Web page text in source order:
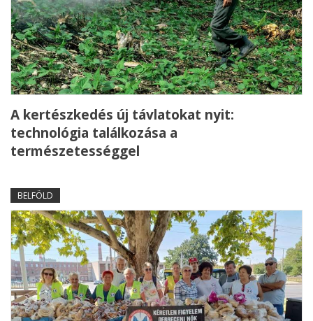
A kertészkedés új távlatokat nyit:
technológia találkozása a
természetességgel
BELFÖLD